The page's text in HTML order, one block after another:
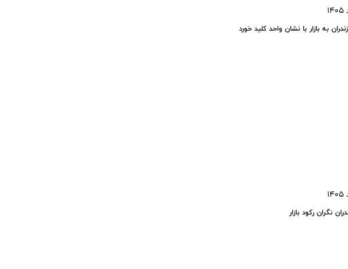
به بازار با نشان واحد کلید خورد
نگران رکود بازار